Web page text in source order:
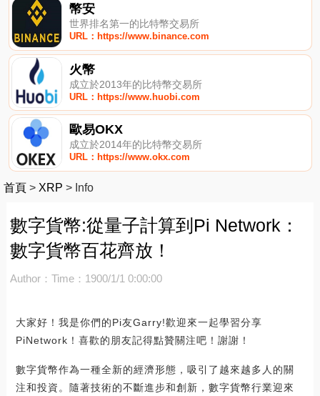
幣安
世界排名第一的比特幣交易所
URL：https://www.binance.com
火幣
成立於2013年的比特幣交易所
URL：https://www.huobi.com
歐易OKX
成立於2014年的比特幣交易所
URL：https://www.okx.com
首頁 > XRP > Info
數字貨幣:從量子計算到Pi Network：
數字貨幣百花齊放！
Author： Time：1900/1/1 0:00:00
大家好！我是你們的Pi友Garry!歡迎來一起學習分享
PiNetwork！喜歡的朋友記得點贊關注吧！謝謝！
數字貨幣作為一種全新的經濟形態，吸引了越來越多人的關
注和投資。隨著技術的不斷進步和創新，數字貨幣行業迎來